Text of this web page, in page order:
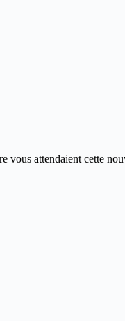
vous attendaient cette